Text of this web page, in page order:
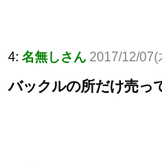
4: 名無しさん 2017/12/
バックルの所だけ売っ